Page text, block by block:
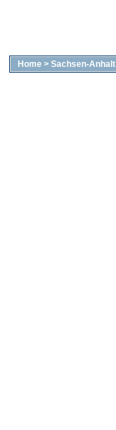
Home > Sachsen-Anhalt